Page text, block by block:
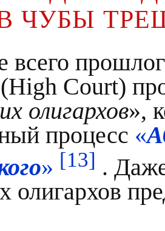
ЧУБЫ
всего
Court)
олигархов»,
процесс «
» [13] .
олигархов